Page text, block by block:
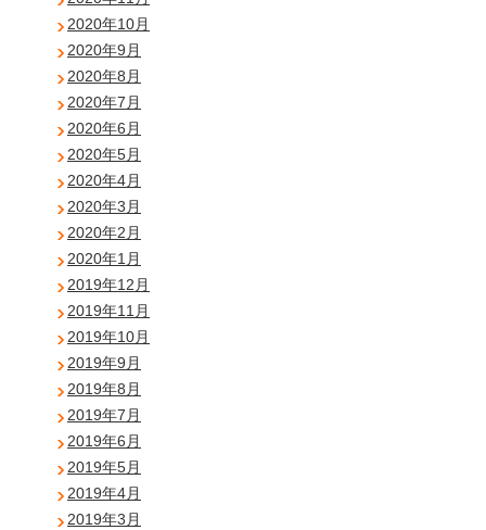
2020年10月
2020年9月
2020年8月
2020年7月
2020年6月
2020年5月
2020年4月
2020年3月
2020年2月
2020年1月
2019年12月
2019年11月
2019年10月
2019年9月
2019年8月
2019年7月
2019年6月
2019年5月
2019年4月
2019年3月